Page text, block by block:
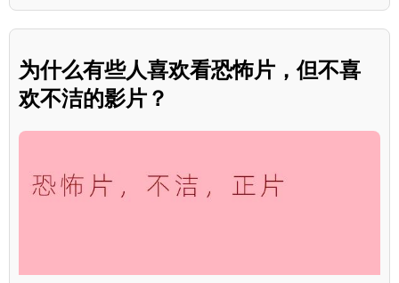
为什么有些人喜欢看恐怖片，但不喜
欢不洁的影片？